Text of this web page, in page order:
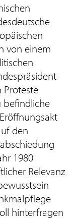
von einem
Proteste
befindliche
den
1980
Relevanz
hinterfragen